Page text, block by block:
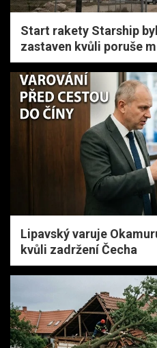
Start rakety Starship
zastaven kvůli poruše
Lipavský varuje
kvůli zadržení Čecha